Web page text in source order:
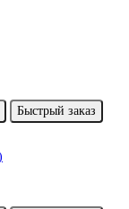
Быстрый заказ